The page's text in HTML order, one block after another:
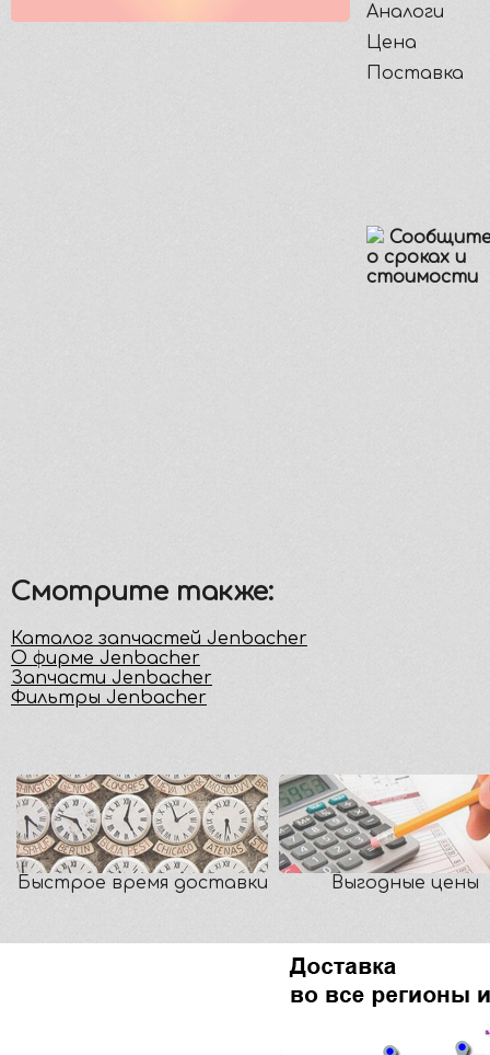
Аналоги
Цена
Поставка
о сроках и
стоимости
Смотрите также:
Каталог запчастей Jenbacher
О фирме Jenbacher
Запчасти Jenbacher
Фильтры Jenbacher
Быстрое время доставки Выгодные цены